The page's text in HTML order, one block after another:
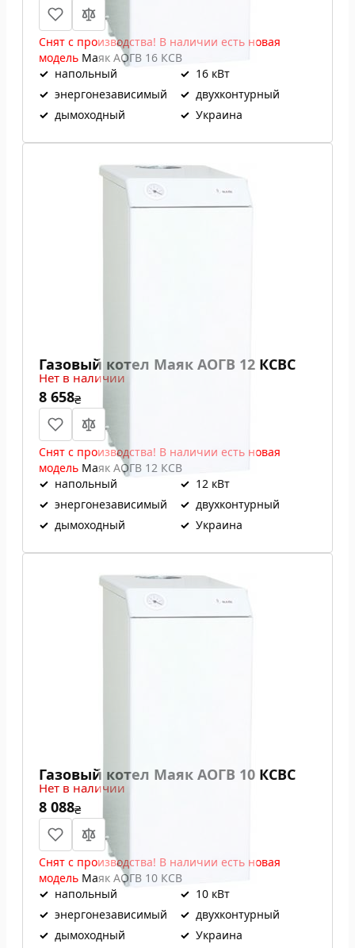
Снят с производства! В наличии есть новая
модель Маяк АОГВ 16 КСВ
✓ напольный ✓ 16 кВт
✓ энергонезависимый ✓ двухконтурный
✓ дымоходный ✓ Украина
Газовый котел Маяк АОГВ 12 КСВС
Нет в наличии
8 658₴
Снят с производства! В наличии есть новая
модель Маяк АОГВ 12 КСВ
✓ напольный ✓ 12 кВт
✓ энергонезависимый ✓ двухконтурный
✓ дымоходный ✓ Украина
Газовый котел Маяк АОГВ 10 КСВС
Нет в наличии
8 088₴
Снят с производства! В наличии есть новая
модель Маяк АОГВ 10 КСВ
✓ напольный ✓ 10 кВт
✓ энергонезависимый ✓ двухконтурный
✓ дымоходный ✓ Украина